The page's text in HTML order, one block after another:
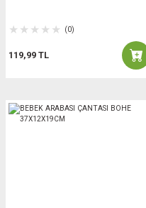
(0)
119,99 TL